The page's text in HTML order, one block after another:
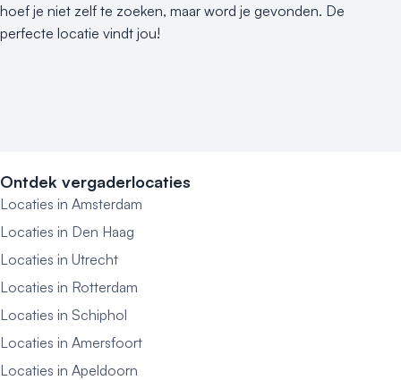
hoef je niet zelf te zoeken, maar word je gevonden. De
perfecte locatie vindt jou!
Ontdek vergaderlocaties
Locaties in Amsterdam
Locaties in Den Haag
Locaties in Utrecht
Locaties in Rotterdam
Locaties in Schiphol
Locaties in Amersfoort
Locaties in Apeldoorn